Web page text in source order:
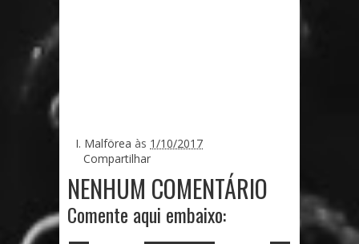
I. Malförea às 1/10/2017
Compartilhar
NENHUM COMENTÁRIO
Comente aqui embaixo: